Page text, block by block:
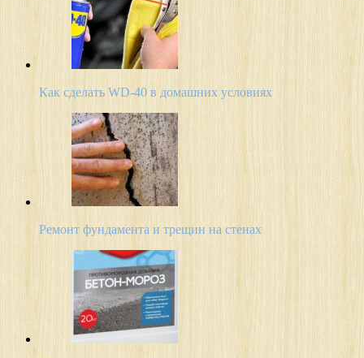
Как сделать WD-40 в домашних условиях
Ремонт фундамента и трещин на стенах